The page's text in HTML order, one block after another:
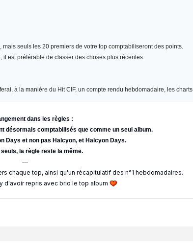
seuls les 20 premiers de votre top comptabiliseront des points.
est préférable de classer des choses plus récentes.
à la manière du Hit CIF, un compte rendu hebdomadaire, les
dans les règles :
désormais comptabilisés que comme un seul album.
Days et non pas Halcyon, et Halcyon Days.
la règle reste la même.
---
chaque top, ainsi qu'un récapitulatif des n°1 hebdomadaires.
d'avoir repris avec brio le top album